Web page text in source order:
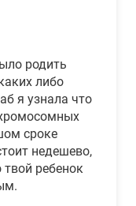
родить
либо
я узнала что
сроке
недешево,
твой ребенок